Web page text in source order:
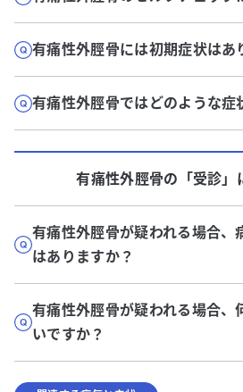
有痛性外脛骨には初期症状はあ
有痛性外脛骨ではどのような症
有痛性外脛骨の「受診」
有痛性外脛骨が疑われる場合、
はありますか？
有痛性外脛骨が疑われる場合、
いですか？